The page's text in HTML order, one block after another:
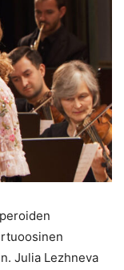
Julia Lezhneva